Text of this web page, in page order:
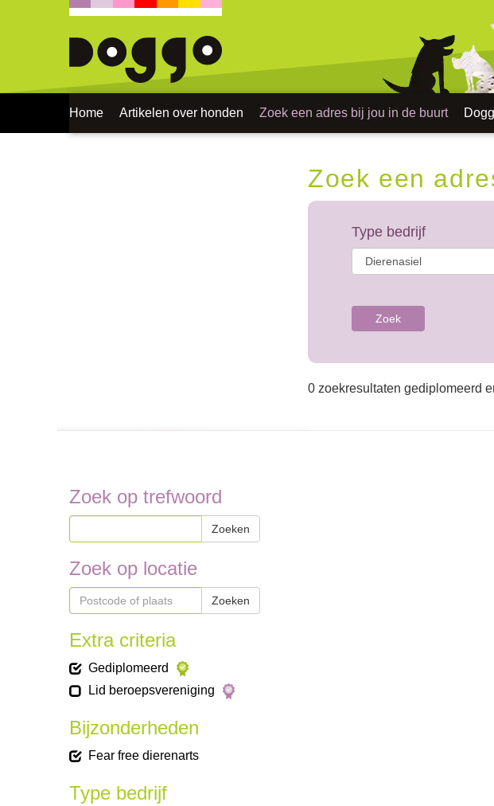
Home Artikelen over honden Zoek een adres bij jou in de buurt
Zoek een
Type bedrijf
Zoek
0 zoekresultaten gediplomeerd
Zoek op trefwoord
Zoeken
Zoek op locatie
Zoeken
Extra criteria
Gediplomeerd
Lid beroepsvereniging
Bijzonderheden
Fear free dierenarts
Type bedrijf